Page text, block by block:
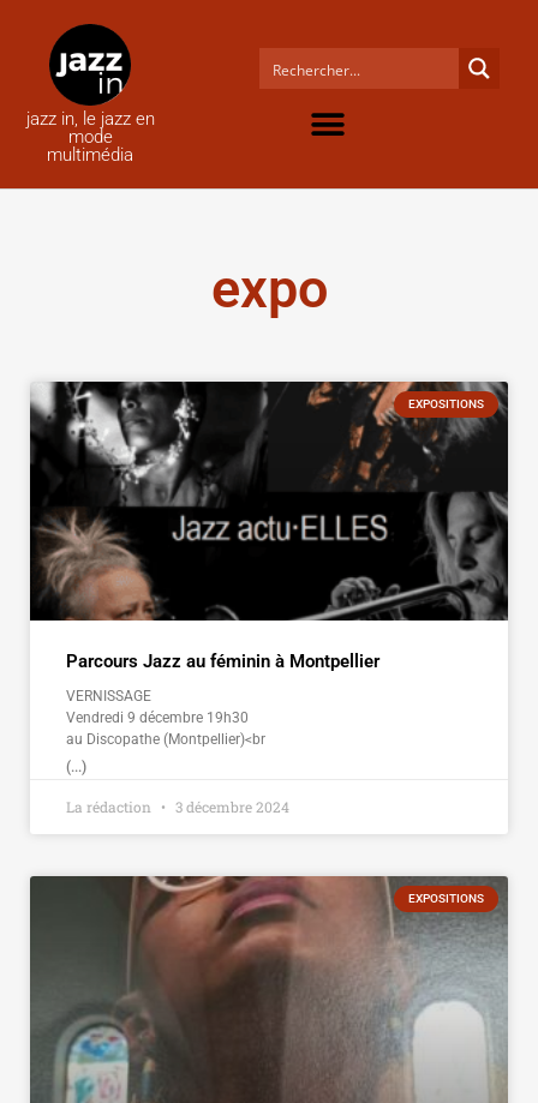
jazz in, le jazz en
mode
multimédia
expo
EXPOSITIONS
Parcours Jazz au féminin à Montpellier
VERNISSAGE
Vendredi 9 décembre 19h30
au Discopathe (Montpellier)<br
(...)
La rédaction 3 décembre 2024
EXPOSITIONS